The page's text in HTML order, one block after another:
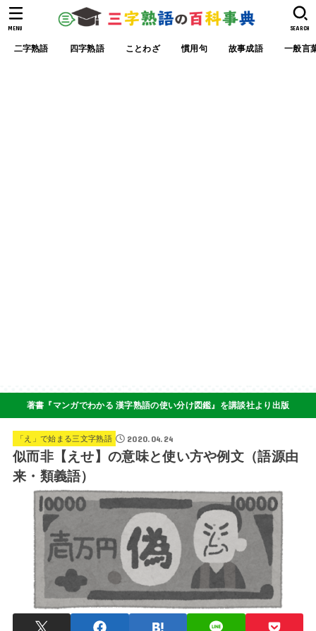
二字熟語 四字熟語 ことわざ 慣用句 故事成語 一般言
SEARCH
MENU
著書『マンガでわかる 漢字熟語の使い分け図鑑』を講談社より出版
「え」で始まる三文字熟語 2020.04.24
似而非【えせ】の意味と使い方や例文（語源由
来・類義語）